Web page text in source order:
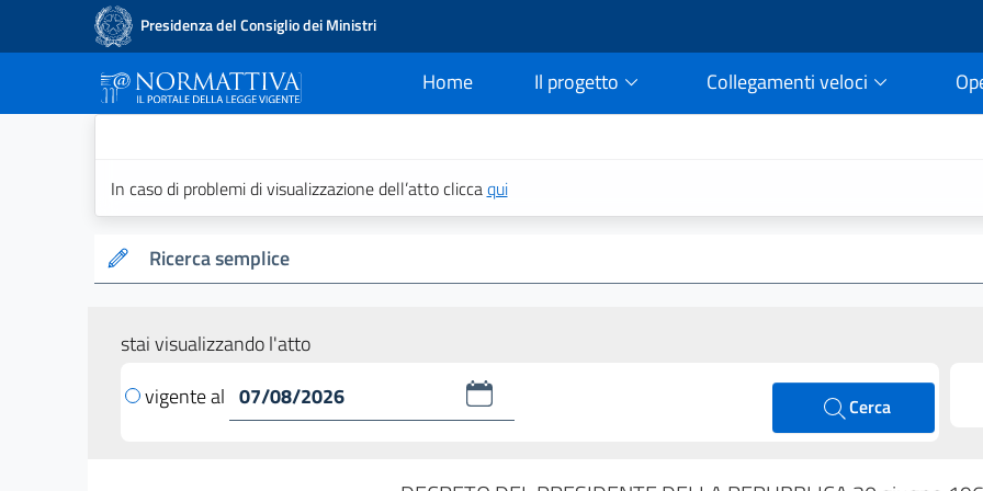
Presidenza del Consiglio dei Ministri
Home
current Il progetto Collegamenti veloci
In caso di problemi di visualizzazione dell’atto cliccaqui
Ricerca semplice
stai visualizzando l'atto
vigente al
Cerca